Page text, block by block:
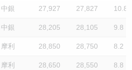
中銀 27,927 27,827 10.8
中銀 28,205 28,105 9.8
摩利 28,850 28,750 8.2
摩利 28,650 28,550 8.8